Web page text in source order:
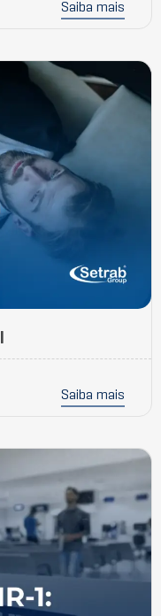
Saiba mais
Saiba mais